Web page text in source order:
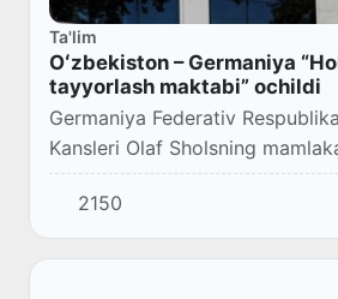
Ta'lim
Oʻzbekiston – Germaniya
tayyorlash maktabi” ochildi
Germaniya Federativ
Kansleri Olaf Sholsning
doirasida Oʻzbekiston
huzuridagi Davlat boshqaruvi
ik...
2150